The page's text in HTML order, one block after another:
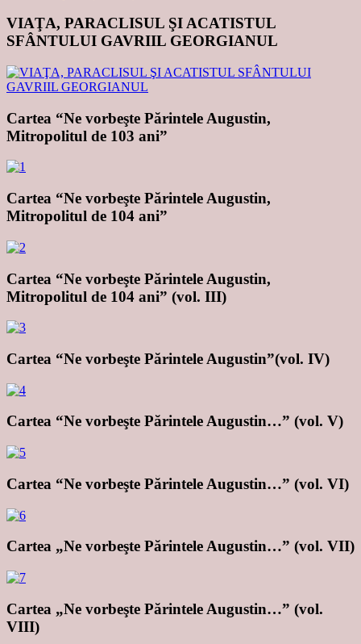
VIAŢA, PARACLISUL ŞI ACATISTUL
SFÂNTULUI GAVRIIL GEORGIANUL
Cartea “Ne vorbeşte Părintele Augustin,
Mitropolitul de 103 ani”
Cartea “Ne vorbeşte Părintele Augustin,
Mitropolitul de 104 ani”
Cartea “Ne vorbeşte Părintele Augustin,
Mitropolitul de 104 ani” (vol. III)
Cartea “Ne vorbeşte Părintele Augustin”(vol. IV)
Cartea “Ne vorbeşte Părintele Augustin…” (vol. V)
Cartea “Ne vorbeşte Părintele Augustin…” (vol. VI)
Cartea „Ne vorbeşte Părintele Augustin…” (vol. VII)
Cartea „Ne vorbeşte Părintele Augustin…” (vol.
VIII)